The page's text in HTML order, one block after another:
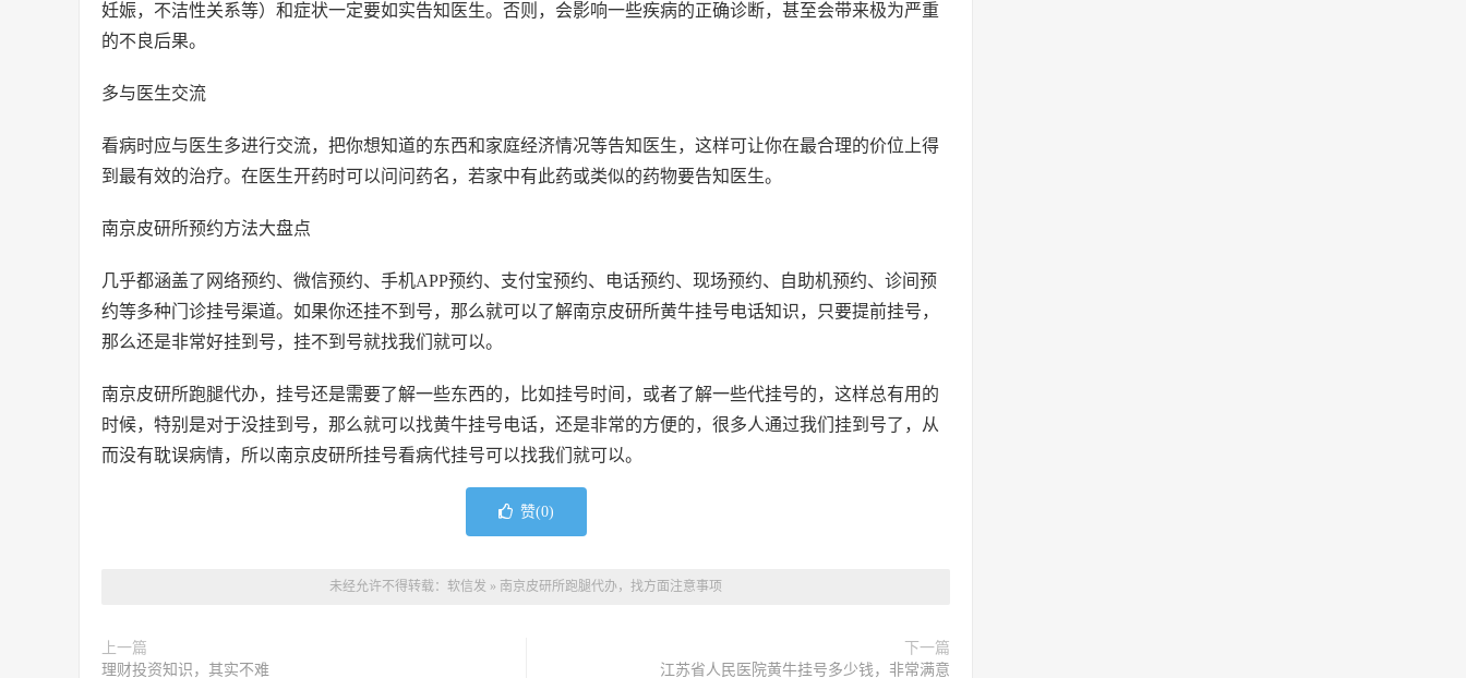
妊娠，不洁性关系等）和症状一定要如实告知医生。否则，会影响一些疾病的正确诊断，甚至会带来极为严重
的不良后果。
多与医生交流
看病时应与医生多进行交流，把你想知道的东西和家庭经济情况等告知医生，这样可让你在最合理的价位上得
到最有效的治疗。在医生开药时可以问问药名，若家中有此药或类似的药物要告知医生。
南京皮研所预约方法大盘点
几乎都涵盖了网络预约、微信预约、手机APP预约、支付宝预约、电话预约、现场预约、自助机预约、诊间预
约等多种门诊挂号渠道。如果你还挂不到号，那么就可以了解南京皮研所黄牛挂号电话知识，只要提前挂号，
那么还是非常好挂到号，挂不到号就找我们就可以。
南京皮研所跑腿代办， 挂号还是需要了解一些东西的，比如挂号时间，或者了解一些代挂号的，这样总有用的
时候，特别是对于没挂到号，那么就可以找黄牛挂号电话，还是非常的方便的，很多人通过我们挂到号了，从
而没有耽误病情，所以南京皮研所挂号看病代挂号可以找我们就可以。
赞(0)
未经允许不得转载： 软信发 » 南京皮研所跑腿代办，找方面注意事项
上一篇
理财投资知识，其实不难
下一篇
江苏省人民医院黄牛挂号多少钱，非常满意